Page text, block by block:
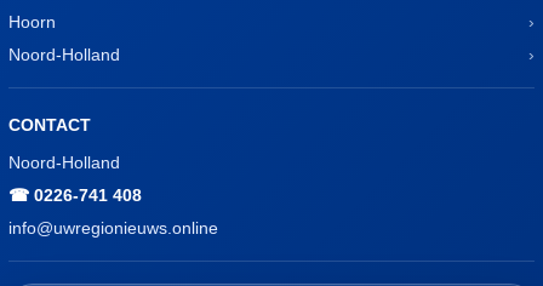
Hoorn
Noord-Holland
CONTACT
Noord-Holland
☎ 0226-741 408
info@uwregionieuws.online